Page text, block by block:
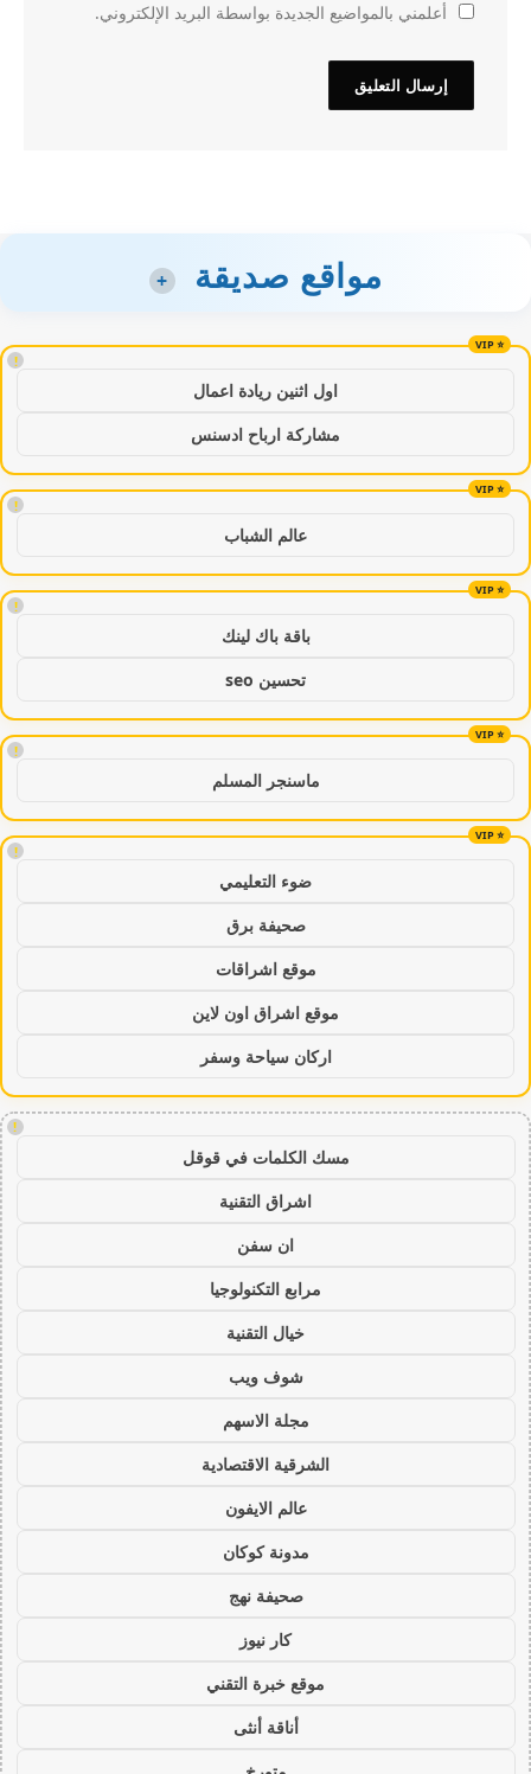
أعلمني بالمواضيع الجديدة بواسطة البريد الإلكتروني.
مواقع صديقة +
!
اول اثنين ريادة اعمال
مشاركة ارباح ادسنس
!
عالم الشباب
!
باقة باك لينك
تحسين seo
!
ماسنجر المسلم
!
ضوء التعليمي
صحيفة برق
موقع اشراقات
موقع اشراق اون لاين
اركان سياحة وسفر
!
مسك الكلمات في قوقل
اشراق التقنية
ان سفن
مرابع التكنولوجيا
خيال التقنية
شوف ويب
مجلة الاسهم
الشرقية الاقتصادية
عالم الايفون
مدونة كوكان
صحيفة نهج
كار نيوز
موقع خبرة التقني
أناقة أنثى